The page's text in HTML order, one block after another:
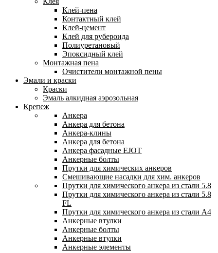
Клей-пена
Контактный клей
Клей-цемент
Клей для рубероида
Полиуретановый
Эпоксидный клей
Монтажная пена
Очистители монтажной пены
Эмали и краски
Краски
Эмаль алкидная аэрозольная
Крепеж
Анкера
Анкера для бетона
Анкера-клины
Анкера для бетона
Анкера фасадные EJOT
Анкерные болты
Прутки для химических анкеров
Смешивающие насадки для хим. анкеров
Прутки для химического анкера из стали 5.8
Прутки для химического анкера из стали 5.8
FL
Прутки для химического анкера из стали А4
Анкерные втулки
Анкерные болты
Анкерные втулки
Анкерные элементы